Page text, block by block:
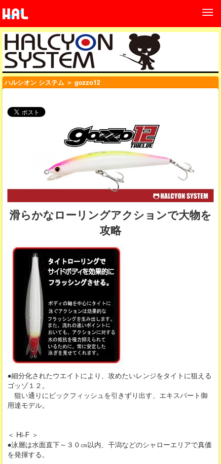
ハルシオン システム ＞ gozzo12
滑らかなローリングアクションで大物を
攻略
●細分化されたウエイトにより、攻めたいレンジをタイトに狙える
ゴッゾ１２。
狙い通りにビックフィッシュを引きずり出す、エキスパート御
用達モデル。
＜ Hi-F ＞
●泳層は水面直下～３０㎝以内、干潟などのシャローエリアで真価
を発揮する。